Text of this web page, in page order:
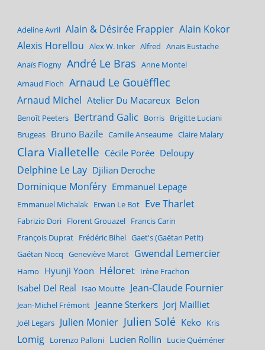
Adeline Avril Alain & Désirée Frappier Alain Kokor
Alexis Horellou Alex W. Inker Alfred Anaïs Eustache
Anaïs Flogny André Le Bras Anne Montel
Arnaud Floch Arnaud Le Gouëfflec
Arnaud Michel Atelier Du Macareux Belon
Benoît Peeters Bertrand Galic Borris Brigitte Luciani
Brugeas Bruno Bazile Camille Anseaume Claire Malary
Clara Vialletelle Cécile Porée Deloupy
Delphine Le Lay Djilian Deroche
Dominique Monféry Emmanuel Lepage
Emmanuel Michalak Erwan Le Bot Eve Tharlet
Fabrizio Dori Florent Grouazel Francis Carin
François Duprat Frédéric Bihel Gaet's (Gaëtan Petit)
Gaétan Nocq Geneviève Marot Gwendal Lemercier
Hamo Hyunji Yoon Héloret Irène Frachon
Isabel Del Real Isao Moutte Jean-Claude Fournier
Jean-Michel Frémont Jeanne Sterkers Jorj Mailliet
Joël Legars Julien Monier Julien Solé Keko Kris
Lomig Lorenzo Palloni Lucien Rollin
Lucie Quéméner